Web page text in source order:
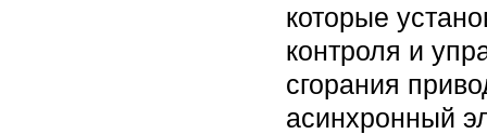
которые
контроля и
сгорания
асинхронный